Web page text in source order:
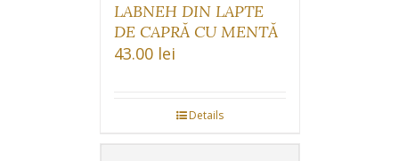
LABNEH DIN LAPTE
DE CAPRĂ CU MENTĂ
43.00 lei
Details